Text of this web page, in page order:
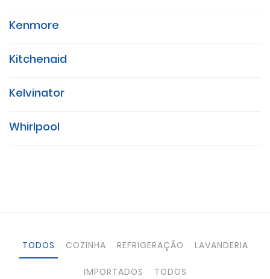
Kenmore
Kitchenaid
Kelvinator
Whirlpool
TODOS COZINHA REFRIGERAÇÃO LAVANDERIA
IMPORTADOS TODOS